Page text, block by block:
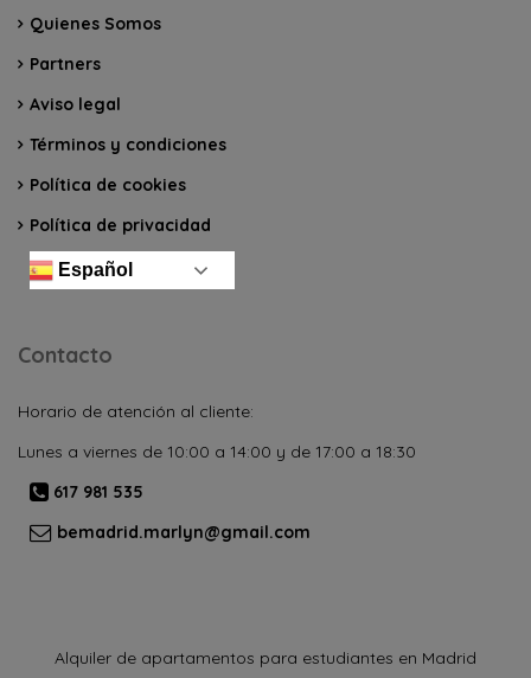
Quienes Somos
Partners
Aviso legal
Términos y condiciones
Política de cookies
Política de privacidad
Español
Contacto
Horario de atención al cliente:
Lunes a viernes de 10:00 a 14:00 y de 17:00 a 18:30
617 981 535
bemadrid.marlyn@gmail.com
Alquiler de apartamentos para estudiantes en Madrid